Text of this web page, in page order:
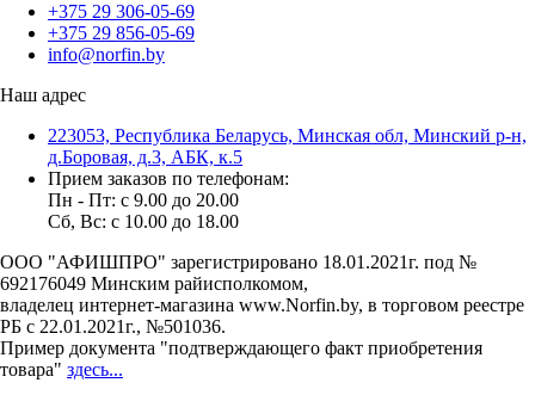
+375 29 306-05-69
+375 29 856-05-69
info@norfin.by
Наш адрес
223053, Республика Беларусь, Минская обл, Минский р-н,
д.Боровая, д.3, АБК, к.5
Прием заказов по телефонам:
Пн - Пт: c 9.00 до 20.00
Сб, Вс: c 10.00 до 18.00
ООО "АФИШПРО" зарегистрировано 18.01.2021г. под №
692176049 Минским райисполкомом,
владелец интернет-магазина www.Norfin.by, в торговом реестре
РБ с 22.01.2021г., №501036.
Пример документа "подтверждающего факт приобретения
товара" здесь...